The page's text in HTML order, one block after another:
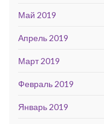
Май 2019
Апрель 2019
Март 2019
Февраль 2019
Январь 2019